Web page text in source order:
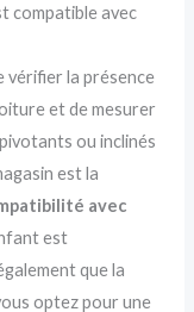
compatible avec
vérifier la présence
et de mesurer
ou inclinés
est la
avec
est
que la
optez pour une